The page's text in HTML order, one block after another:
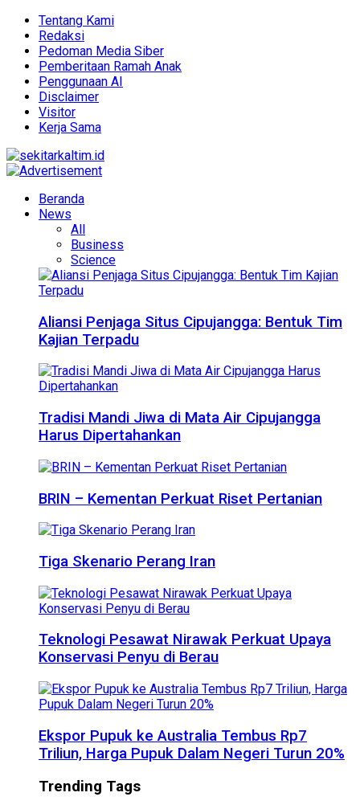
Tentang Kami
Redaksi
Pedoman Media Siber
Pemberitaan Ramah Anak
Penggunaan AI
Disclaimer
Visitor
Kerja Sama
Beranda
News
All
Business
Science
Aliansi Penjaga Situs Cipujangga: Bentuk Tim
Kajian Terpadu
Tradisi Mandi Jiwa di Mata Air Cipujangga
Harus Dipertahankan
BRIN – Kementan Perkuat Riset Pertanian
Tiga Skenario Perang Iran
Teknologi Pesawat Nirawak Perkuat Upaya
Konservasi Penyu di Berau
Ekspor Pupuk ke Australia Tembus Rp7
Triliun, Harga Pupuk Dalam Negeri Turun 20%
Trending Tags